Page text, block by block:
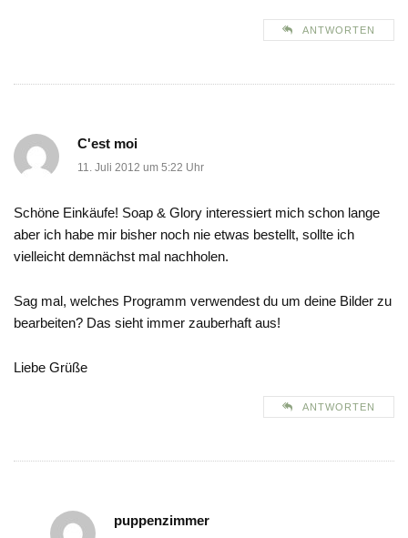
ANTWORTEN
C'est moi
11. Juli 2012 um 5:22 Uhr
Schöne Einkäufe! Soap & Glory interessiert mich schon lange
aber ich habe mir bisher noch nie etwas bestellt, sollte ich
vielleicht demnächst mal nachholen.
Sag mal, welches Programm verwendest du um deine Bilder zu
bearbeiten? Das sieht immer zauberhaft aus!
Liebe Grüße
ANTWORTEN
puppenzimmer